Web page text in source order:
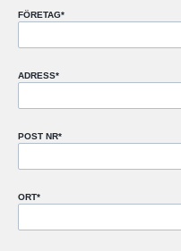
FÖRETAG*
ADRESS*
POST NR*
ORT*